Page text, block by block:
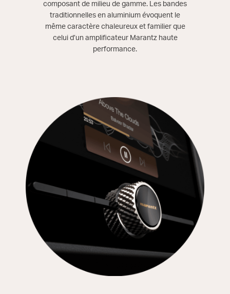
composant de milieu de gamme. Les bandes
traditionnelles en aluminium évoquent le
même caractère chaleureux et familier que
celui d’un amplificateur Marantz haute
performance.